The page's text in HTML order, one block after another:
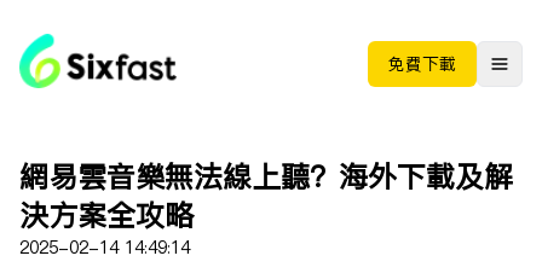
免费下载
网易雲音樂無法線上聽？海外下載及解
決方案全攻略
2025-02-14 14:49:14